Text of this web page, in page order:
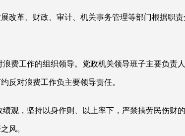
改革、财政、审计、机关事务管理等部门根据职
费工作的组织领导。党政机关领导班子主要负责
反对浪费工作负主要领导责任。
观，坚持以身作则、以上率下，严禁搞劳民伤财的
风。